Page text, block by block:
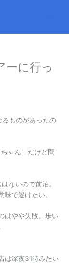
に行っ
るものがあったの
ゃん）だけど問
ないので前泊。
で避けたい。
はやや失敗。歩い
は深夜31時みたい